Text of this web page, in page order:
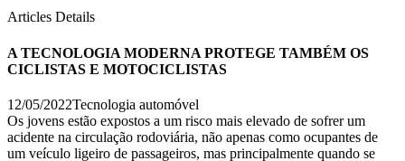
Articles Details
A TECNOLOGIA MODERNA PROTEGE TAMBÉM OS
CICLISTAS E MOTOCICLISTAS
12/05/2022Tecnologia automóvel
Os jovens estão expostos a um risco mais elevado de sofrer um
acidente na circulação rodoviária, não apenas como ocupantes de
um veículo ligeiro de passageiros, mas principalmente quando se